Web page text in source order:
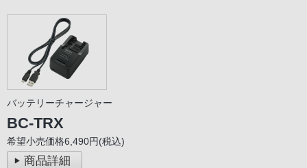
バッテリーチャージャー
BC-TRX
希望小売価格6,490円(税込)
商品詳細